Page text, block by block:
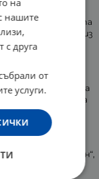
изследвания в
биохимията
дъх“ преобръща из
всичко, което
биологична
да е същото.
упадъка
защо толкова
ни
„Алберт Айнщайн“,
на
нашите
с друга
от
услуги.